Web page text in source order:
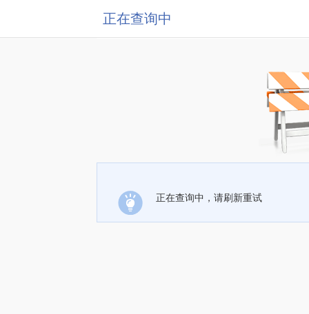
正在查询中
正在查询中，请刷新重试